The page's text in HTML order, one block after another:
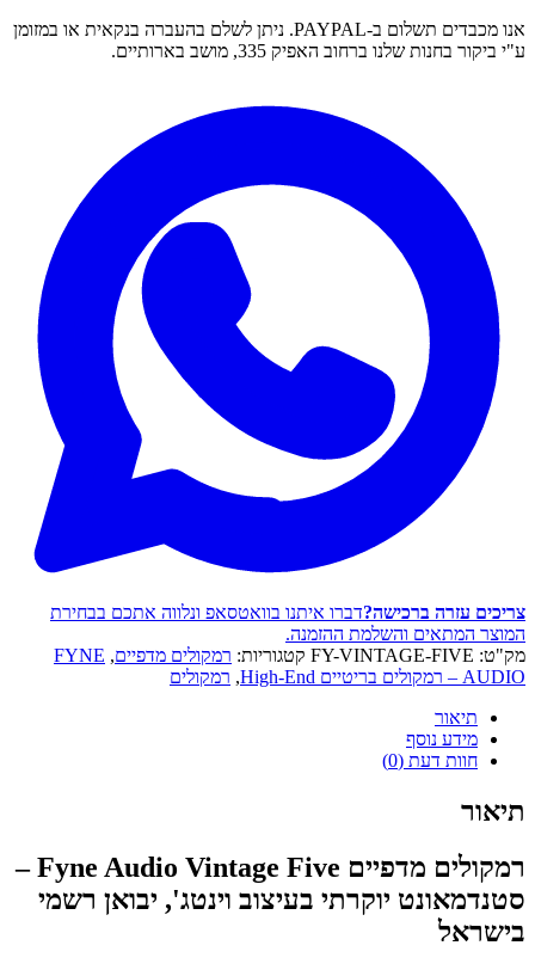
אנו מכבדים תשלום ב-PAYPAL. ניתן לשלם בהעברה בנקאית או במזומן
ע"י ביקור בחנות שלנו ברחוב האפיק 335, מושב בארותיים.
צריכים עזרה ברכישה?דברו איתנו בוואטסאפ ונלווה אתכם בבחירת
המוצר המתאים והשלמת ההזמנה.
מק"ט: FY-VINTAGE-FIVE קטגוריות: רמקולים מדפיים,
FYNE
AUDIO – רמקולים בריטיים High-End
, רמקולים
תיאור
מידע נוסף
חוות דעת (0)
תיאור
רמקולים מדפיים Fyne Audio Vintage Five –
סטנדמאונט יוקרתי בעיצוב וינטג', יבואן רשמי
בישראל